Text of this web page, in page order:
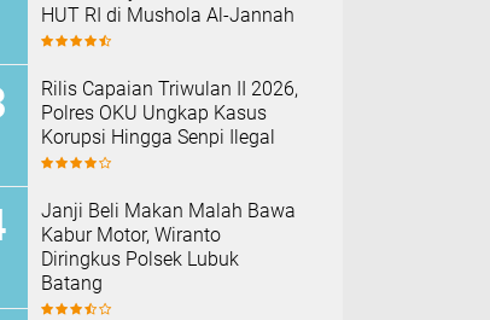
HUT RI di Mushola Al-Jannah
Rilis Capaian Triwulan II 2026,
Polres OKU Ungkap Kasus
Korupsi Hingga Senpi Ilegal
Janji Beli Makan Malah Bawa
Kabur Motor, Wiranto
Diringkus Polsek Lubuk
Batang